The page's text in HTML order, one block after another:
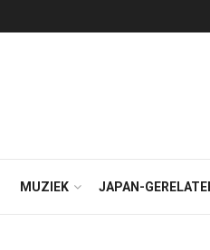
MUZIEK JAPAN-